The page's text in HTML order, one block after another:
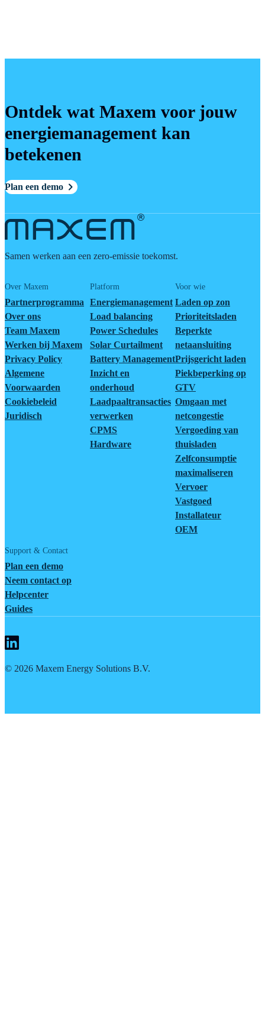
Ontdek wat Maxem voor jouw
energiemanagement kan
betekenen
Plan een demo
Samen werken aan een zero-emissie toekomst.
Over Maxem
Partnerprogramma
Over ons
Team Maxem
Werken bij Maxem
Privacy Policy
Algemene
Voorwaarden
Cookiebeleid
Juridisch
Platform
Energiemanagement
Load balancing
Power Schedules
Solar Curtailment
Battery Management
Inzicht en
onderhoud
Laadpaaltransacties
verwerken
CPMS
Hardware
Voor wie
Laden op zon
Prioriteitsladen
Beperkte
netaansluiting
Prijsgericht laden
Piekbeperking op
GTV
Omgaan met
netcongestie
Vergoeding van
thuisladen
Zelfconsumptie
maximaliseren
Vervoer
Vastgoed
Installateur
OEM
Support & Contact
Plan een demo
Neem contact op
Helpcenter
Guides
© 2026 Maxem Energy Solutions B.V.